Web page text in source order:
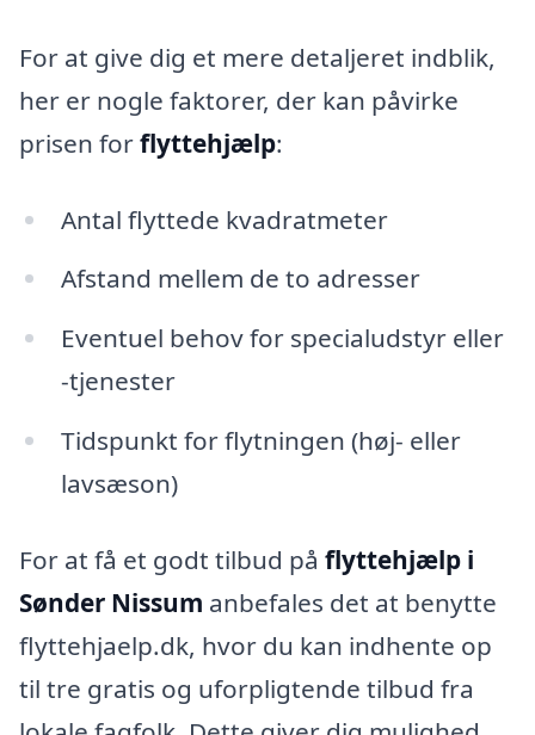
For at give dig et mere detaljeret indblik,
her er nogle faktorer, der kan påvirke
prisen forflyttehjælp:
Antal flyttede kvadratmeter
Afstand mellem de to adresser
Eventuel behov for specialudstyr eller
-tjenester
Tidspunkt for flytningen (høj- eller
lavsæson)
For at få et godt tilbud på flyttehjælp i
Sønder Nissum anbefales det at benytte
flyttehjaelp.dk, hvor du kan indhente op
til tre gratis og uforpligtende tilbud fra